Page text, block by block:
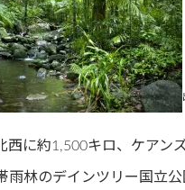
西に約1,500キロ、ケアン
雨林のデインツリー国立